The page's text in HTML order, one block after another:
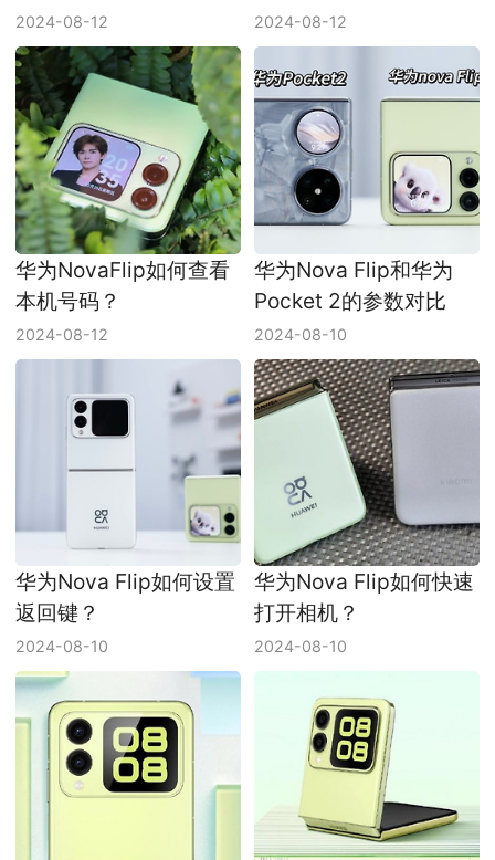
2024-08-12 2024-08-12
华为NovaFlip如何查看
本机号码？
2024-08-12
华为Nova Flip和华为
Pocket 2的参数对比
2024-08-10
华为Nova Flip如何设置
返回键？
2024-08-10
华为Nova Flip如何快速
打开相机？
2024-08-10